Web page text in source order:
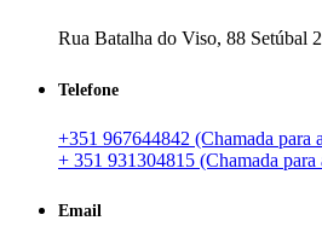
Rua Batalha do Viso, 88 Setúbal
Telefone
+351 967644842 (Chamada para
+ 351 931304815 (Chamada
Email